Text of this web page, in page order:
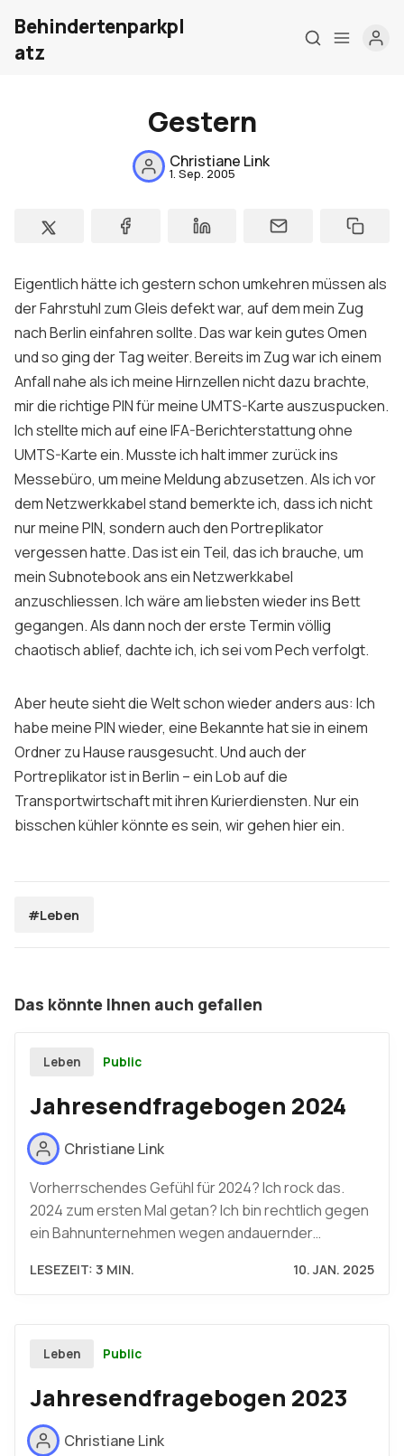
Über mich
Meine Firma
Kontakt
Sign up
Behindertenparkpl
atz
Gestern
Christiane Link
1. Sep. 2005
Eigentlich hätte ich gestern schon umkehren müssen als
der Fahrstuhl zum Gleis defekt war, auf dem mein Zug
nach Berlin einfahren sollte. Das war kein gutes Omen
und so ging der Tag weiter. Bereits im Zug war ich einem
Anfall nahe als ich meine Hirnzellen nicht dazu brachte,
mir die richtige PIN für meine UMTS-Karte auszuspucken.
Ich stellte mich auf eine IFA-Berichterstattung ohne
UMTS-Karte ein. Musste ich halt immer zurück ins
Messebüro, um meine Meldung abzusetzen. Als ich vor
dem Netzwerkkabel stand bemerkte ich, dass ich nicht
nur meine PIN, sondern auch den Portreplikator
vergessen hatte. Das ist ein Teil, das ich brauche, um
mein Subnotebook ans ein Netzwerkkabel
anzuschliessen. Ich wäre am liebsten wieder ins Bett
gegangen. Als dann noch der erste Termin völlig
chaotisch ablief, dachte ich, ich sei vom Pech verfolgt.
Aber heute sieht die Welt schon wieder anders aus: Ich
habe meine PIN wieder, eine Bekannte hat sie in einem
Ordner zu Hause rausgesucht. Und auch der
Portreplikator ist in Berlin – ein Lob auf die
Transportwirtschaft mit ihren Kurierdiensten. Nur ein
bisschen kühler könnte es sein, wir gehen hier ein.
#Leben
Das könnte Ihnen auch gefallen
Leben Public
Jahresendfragebogen 2024
Christiane Link
Vorherrschendes Gefühl für 2024? Ich rock das.
2024 zum ersten Mal getan? Ich bin rechtlich gegen
ein Bahnunternehmen wegen andauernder…
LESEZEIT: 3 MIN. 10. JAN. 2025
Leben Public
Jahresendfragebogen 2023
Christiane Link